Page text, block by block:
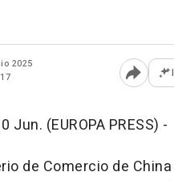
2025
Abrir
Jun. (EUROPA PRESS) -
de Comercio de